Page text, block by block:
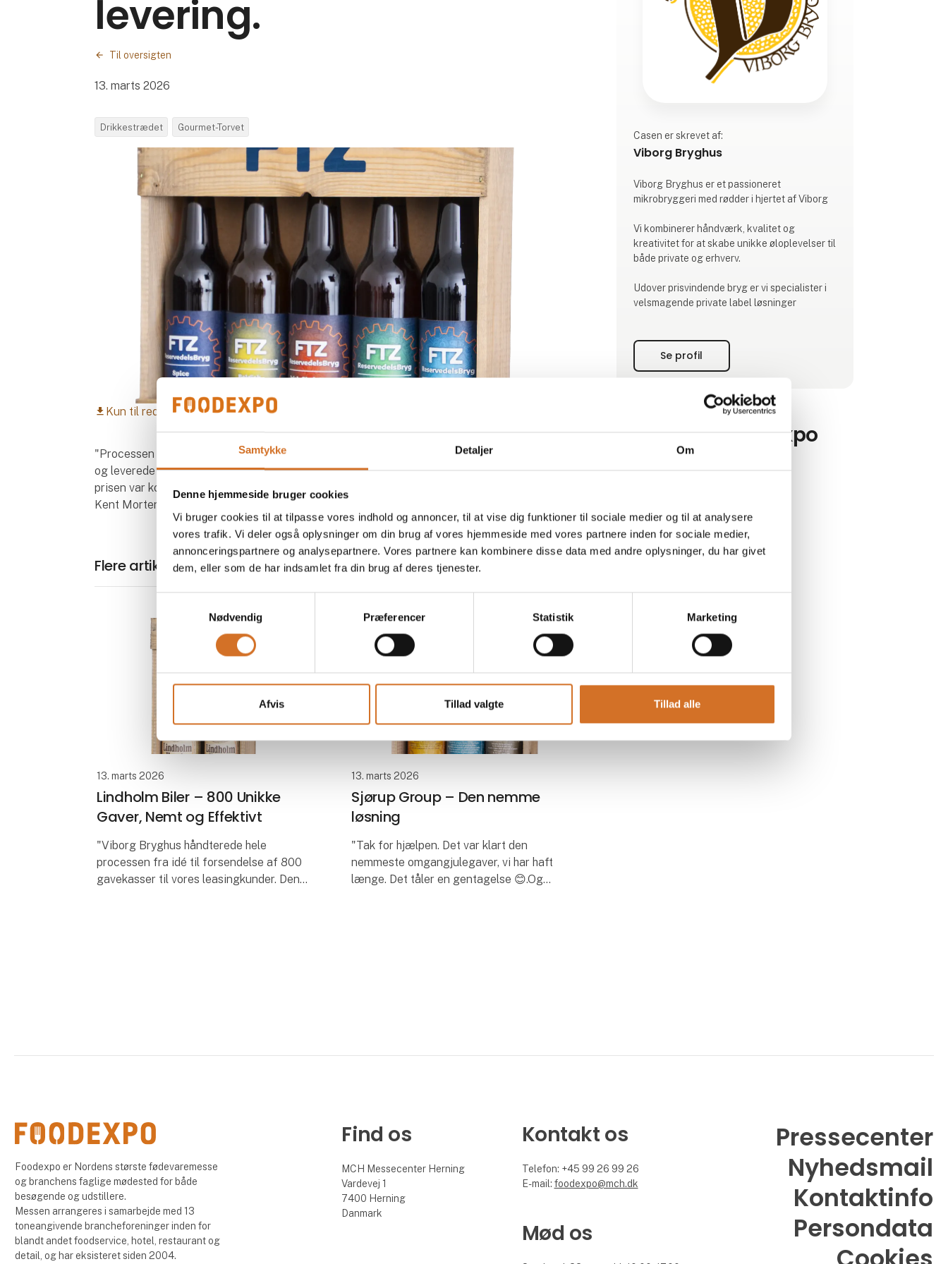
Samtykke Detaljer Om
Denne hjemmeside bruger cookies
Vi bruger cookies til at tilpasse vores indhold og annoncer, til at vise dig funktioner til sociale medier og til at analysere
vores trafik. Vi deler også oplysninger om din brug af vores hjemmeside med vores partnere inden for sociale medier,
annonceringspartnere og analysepartnere. Vores partnere kan kombinere disse data med andre oplysninger, du har givet
dem, eller som de har indsamlet fra din brug af deres tjenester.
Nødvendig
Præferencer Statistik Marketing
Afvis Tillad valgte Tillad alle
levering.
Til oversigten
13. marts 2026
Drikkestrædet Gourmet-Torvet
download Kun til redaktionelt brug
"Processen fra idé til færdigt produkt var utroligsmidig. Viborg Bryghus tog hånd om alt
og leverede til aftalt tid. Den landsdækkende levering gav os fleksibilitet og tryghed – og
prisen var konkurrencedygtig."
Kent Mortensen, FTZ
Flere artikler fra Viborg Bryghus
13. marts 2026
Lindholm Biler – 800 Unikke
Gaver, Nemt og Effektivt
"Viborg Bryghus håndterede hele
processen fra idé til forsendelse af 800
gavekasser til vores leasingkunder. Den
13. marts 2026
Sjørup Group – Den nemme
løsning
"Tak for hjælpen. Det var klart den
nemmeste omgangjulegaver, vi har haft
længe. Det tåler en gentagelse 😊.Og
Casen er skrevet af:
Viborg Bryghus
Viborg Bryghus er et passioneret
mikrobryggeri med rødder i hjertet af Viborg
Vi kombinerer håndværk, kvalitet og
kreativitet for at skabe unikke øloplevelser til
både private og erhverv.
Udover prisvindende bryg er vi specialister i
velsmagende private label løsninger
Se profil
Mød os på Foodexpo
Direktør
Viborg Bryghus
Foodexpo er Nordens største fødevaremesse
og branchens faglige mødested for både
besøgende og udstillere.
Messen arrangeres i samarbejde med 13
toneangivende brancheforeninger inden for
blandt andet foodservice, hotel, restaurant og
detail, og har eksisteret siden 2004.
Find os
MCH Messecenter Herning
Vardevej 1
7400 Herning
Danmark
Kontakt os
Telefon: +45 99 26 99 26
E-mail: foodexpo@mch.dk
Mød os
Pressecenter
Nyhedsmail
Kontaktinfo
Persondata